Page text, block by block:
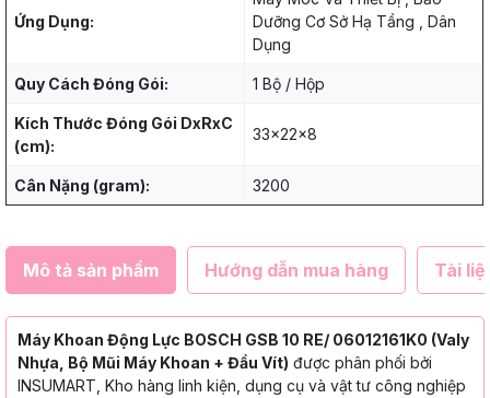
Ứng Dụng:
Dưỡng Cơ Sở Hạ Tầng , Dân
Dụng
Quy Cách Đóng Gói: 1 Bộ / Hộp
Kích Thước Đóng Gói DxRxC
(cm):
33x22x8
Cân Nặng (gram): 3200
Mô tả sản phẩm Hướng dẫn mua hàng Tài
Máy Khoan Động Lực BOSCH GSB 10 RE/ 06012161K0 (Valy
Nhựa, Bộ Mũi Máy Khoan + Đầu Vít) được phân phối bởi
INSUMART, Kho hàng linh kiện, dụng cụ và vật tư công nghiệp